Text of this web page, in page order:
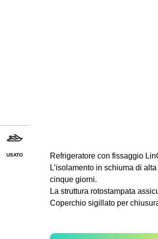
USATO
Refrigeratore con fissaggio
L’isolamento in schiuma di
cinque giorni.
La struttura rotostampata
Coperchio sigillato per